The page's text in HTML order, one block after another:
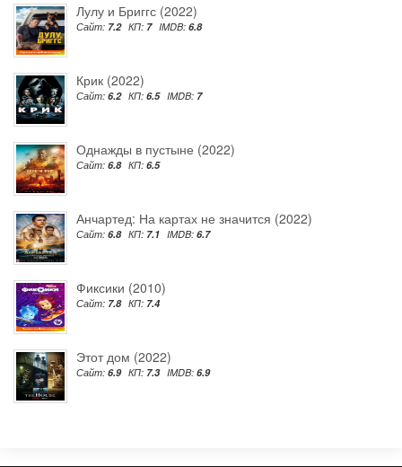
Лулу и Бриггс (2022)
Сайт: 7.2 КП: 7 IMDB: 6.8
Крик (2022)
Сайт: 6.2 КП: 6.5 IMDB: 7
Однажды в пустыне (2022)
Сайт: 6.8 КП: 6.5
Анчартед: На картах не значится (2022)
Сайт: 6.8 КП: 7.1 IMDB: 6.7
Фиксики (2010)
Сайт: 7.8 КП: 7.4
Этот дом (2022)
Сайт: 6.9 КП: 7.3 IMDB: 6.9